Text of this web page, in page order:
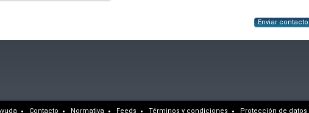
Enviar contacto
Contacto Normativa Feeds Términos y condiciones Protección de datos